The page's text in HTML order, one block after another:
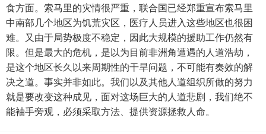
食方面。索马里的灾情很严重，联合国已经郑重宣布索马里
中南部几个地区为饥荒灾区，医疗人员进入这些地区也很困
难。又由于局势极度不稳定，因此大规模的援助工作仍然有
限。但是最大的危机，是以为目前非洲角遭遇的人道浩劫，
是这个地区长久以来周期性的干旱问题，不可能有奏效的解
决之道。事实并非如此。我们以及其他人道组织所做的努力
就是要改变这种成见，面对这场巨大的人道悲剧，我们绝不
能袖手旁观，必须采取方法、提供资源拯救人命。